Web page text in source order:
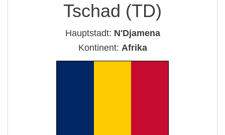
Tschad (TD)
Hauptstadt: N'Djamena
Kontinent: Afrika